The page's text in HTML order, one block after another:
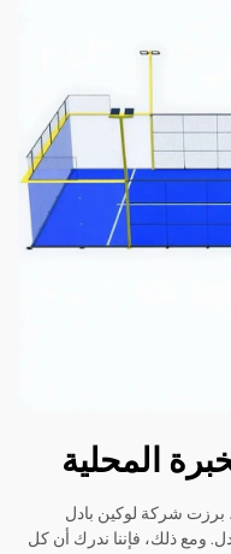
المحلية
من ٨٩٨٠ ملعباً في ٥٩ دولة، برزت شركة لوكين بادل
ومع ذلك، فإننا ندرك أن كل